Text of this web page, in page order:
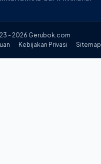
- 2026 Gerubok.com
Kebijakan Privasi Sitemap